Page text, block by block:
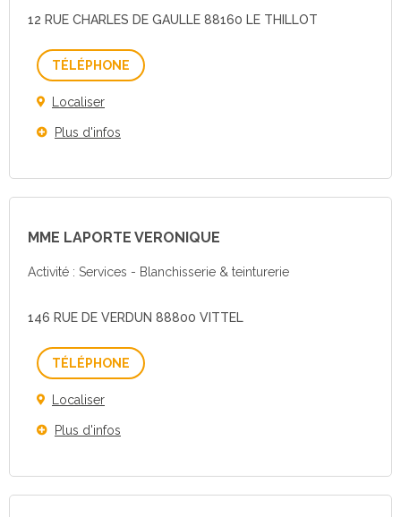
12 RUE CHARLES DE GAULLE 88160 LE THILLOT
Téléphone
Localiser
Plus d'infos
MME LAPORTE VERONIQUE
Activité : Services - Blanchisserie & teinturerie
146 RUE DE VERDUN 88800 VITTEL
Téléphone
Localiser
Plus d'infos